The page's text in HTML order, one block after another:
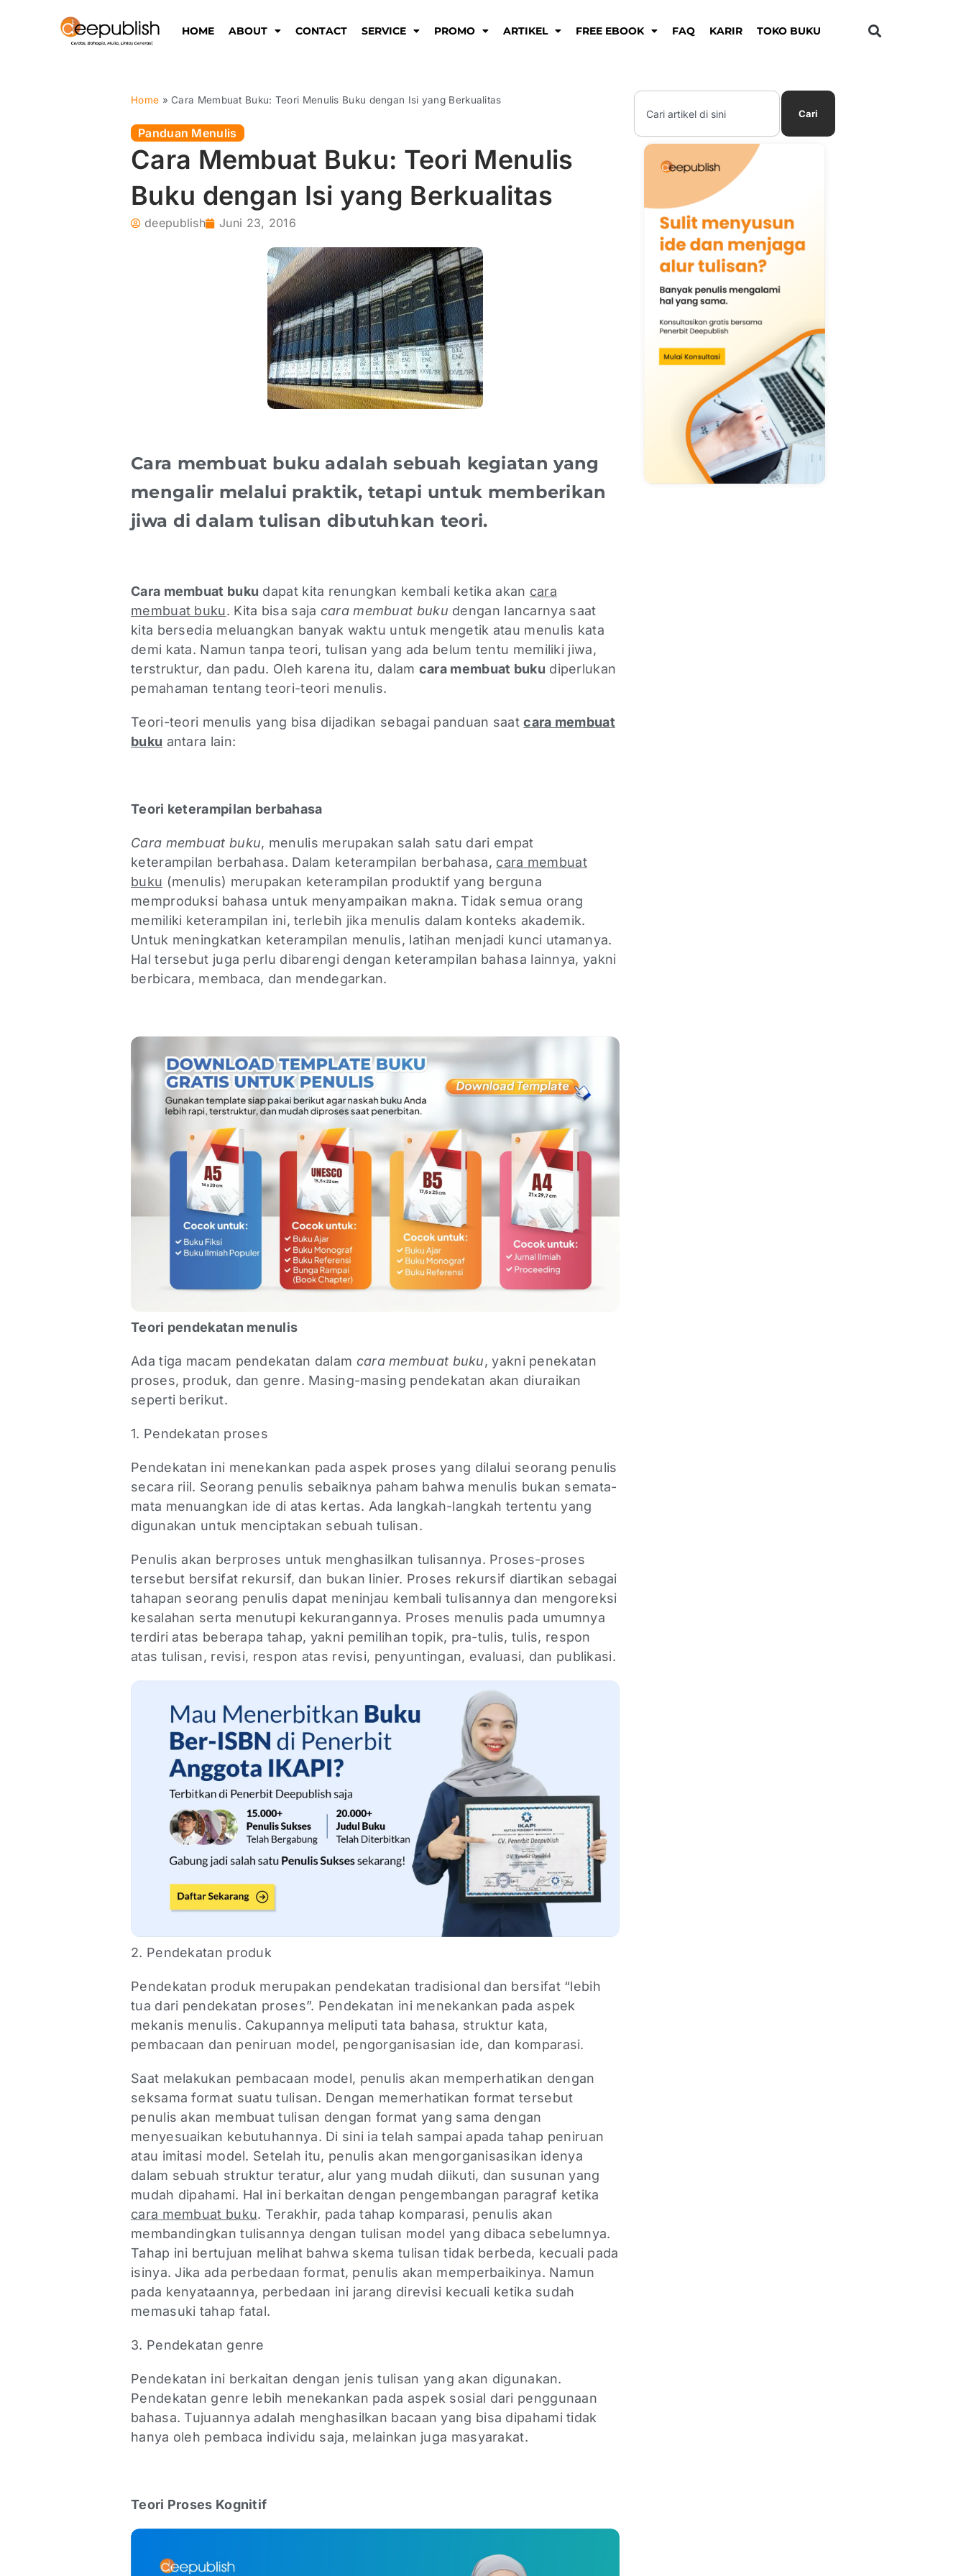
HOME ABOUT CONTACT SERVICE PROMO ARTIKEL FREE EBOOK FAQ KARIR TOKO BUKU
Home »Cara Membuat Buku: Teori Menulis Buku dengan Isi yang Berkualitas
Panduan Menulis
Cara Membuat Buku: Teori Menulis
Buku dengan Isi yang Berkualitas
deepublish Juni 23, 2016
Cara membuat buku adalah sebuah kegiatan yang
mengalir melalui praktik, tetapi untuk memberikan
jiwa di dalam tulisan dibutuhkan teori.
Cara membuat buku dapat kita renungkan kembali ketika akan cara
membuat buku. Kita bisa saja cara membuat buku dengan lancarnya saat
kita bersedia meluangkan banyak waktu untuk mengetik atau menulis kata
demi kata. Namun tanpa teori, tulisan yang ada belum tentu memiliki jiwa,
terstruktur, dan padu. Oleh karena itu, dalam cara membuat buku diperlukan
pemahaman tentang teori-teori menulis.
Teori-teori menulis yang bisa dijadikan sebagai panduan saatcara membuat
buku antara lain:
Teori keterampilan berbahasa
Cara membuat buku, menulis merupakan salah satu dari empat
keterampilan berbahasa. Dalam keterampilan berbahasa, cara membuat
buku (menulis) merupakan keterampilan produktif yang berguna
memproduksi bahasa untuk menyampaikan makna. Tidak semua orang
memiliki keterampilan ini, terlebih jika menulis dalam konteks akademik.
Untuk meningkatkan keterampilan menulis, latihan menjadi kunci utamanya.
Hal tersebut juga perlu dibarengi dengan keterampilan bahasa lainnya, yakni
berbicara, membaca, dan mendegarkan.
Teori pendekatan menulis
Ada tiga macam pendekatan dalam cara membuat buku, yakni penekatan
proses, produk, dan genre. Masing-masing pendekatan akan diuraikan
seperti berikut.
1. Pendekatan proses
Pendekatan ini menekankan pada aspek proses yang dilalui seorang penulis
secara riil. Seorang penulis sebaiknya paham bahwa menulis bukan semata-
mata menuangkan ide di atas kertas. Ada langkah-langkah tertentu yang
digunakan untuk menciptakan sebuah tulisan.
Penulis akan berproses untuk menghasilkan tulisannya. Proses-proses
tersebut bersifat rekursif, dan bukan linier. Proses rekursif diartikan sebagai
tahapan seorang penulis dapat meninjau kembali tulisannya dan mengoreksi
kesalahan serta menutupi kekurangannya. Proses menulis pada umumnya
terdiri atas beberapa tahap, yakni pemilihan topik, pra-tulis, tulis, respon
atas tulisan, revisi, respon atas revisi, penyuntingan, evaluasi, dan publikasi.
2. Pendekatan produk
Pendekatan produk merupakan pendekatan tradisional dan bersifat “lebih
tua dari pendekatan proses”. Pendekatan ini menekankan pada aspek
mekanis menulis. Cakupannya meliputi tata bahasa, struktur kata,
pembacaan dan peniruan model, pengorganisasian ide, dan komparasi.
Saat melakukan pembacaan model, penulis akan memperhatikan dengan
seksama format suatu tulisan. Dengan memerhatikan format tersebut
penulis akan membuat tulisan dengan format yang sama dengan
menyesuaikan kebutuhannya. Di sini ia telah sampai apada tahap peniruan
atau imitasi model. Setelah itu, penulis akan mengorganisasikan idenya
dalam sebuah struktur teratur, alur yang mudah diikuti, dan susunan yang
mudah dipahami. Hal ini berkaitan dengan pengembangan paragraf ketika
cara membuat buku. Terakhir, pada tahap komparasi, penulis akan
membandingkan tulisannya dengan tulisan model yang dibaca sebelumnya.
Tahap ini bertujuan melihat bahwa skema tulisan tidak berbeda, kecuali pada
isinya. Jika ada perbedaan format, penulis akan memperbaikinya. Namun
pada kenyataannya, perbedaan ini jarang direvisi kecuali ketika sudah
memasuki tahap fatal.
3. Pendekatan genre
Pendekatan ini berkaitan dengan jenis tulisan yang akan digunakan.
Pendekatan genre lebih menekankan pada aspek sosial dari penggunaan
bahasa. Tujuannya adalah menghasilkan bacaan yang bisa dipahami tidak
hanya oleh pembaca individu saja, melainkan juga masyarakat.
Teori Proses Kognitif
Search
Cari